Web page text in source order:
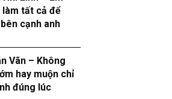
làm tất cả để
cạnh anh
Vãn – Không
hay muộn chỉ
đúng lúc